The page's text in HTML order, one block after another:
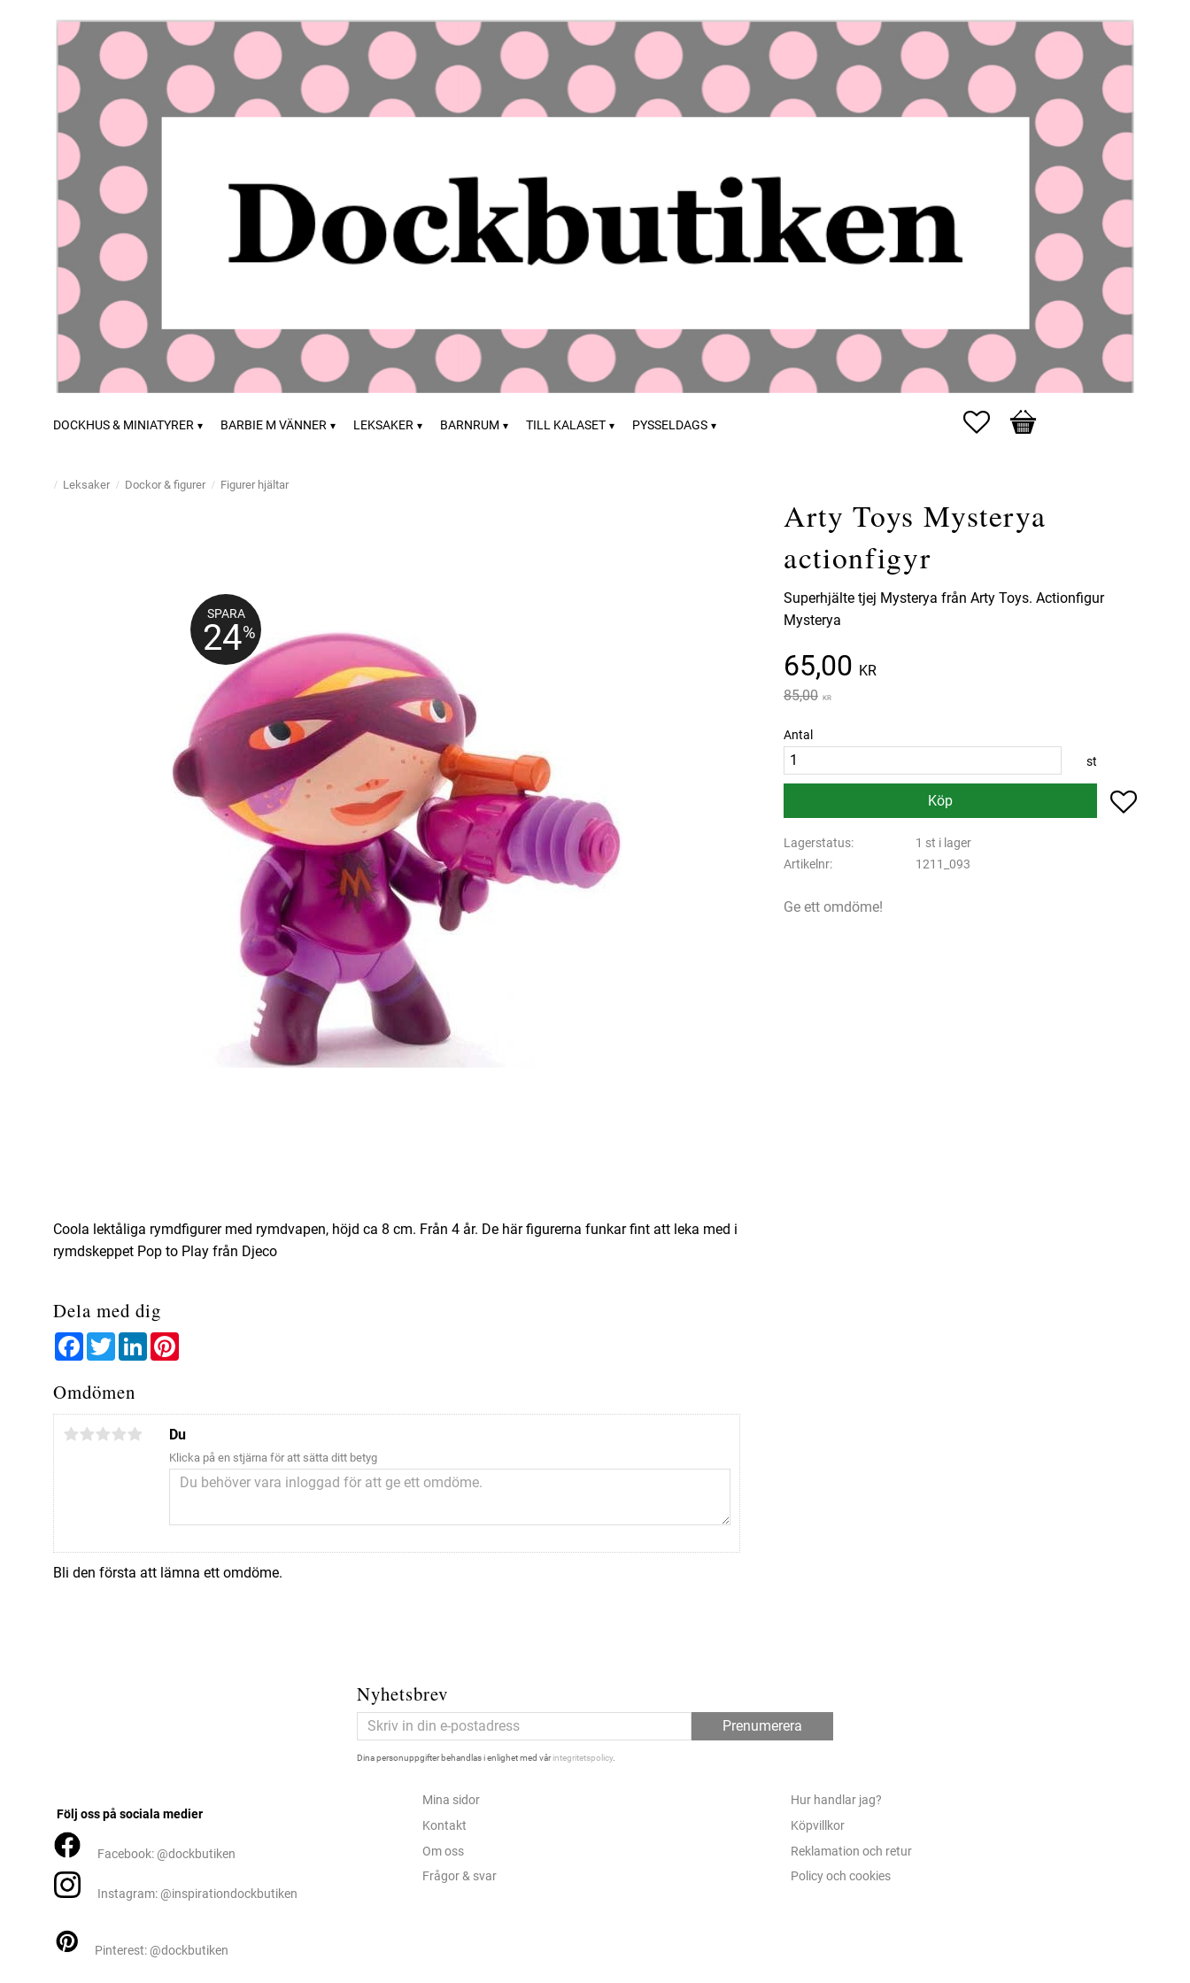
DOCKHUS & MINIATYRER BARBIE M VÄNNER LEKSAKER BARNRUM TILL KALASET PYSSELDAGS Favoriter
Kundvagn
Leksaker Dockor & figurer Figurer hjältar
Arty Toys Mysterya
actionfigyr
Superhjälte tjej Mysterya från Arty Toys. Actionfigur
Mysterya
SPARA
24%
Nedsatt pris:
65,00 KR
Ordinarie pris:
85,00 KR
Antal
st
Köp Lägg till
Lagerstatus
1 st i lager
Artikelnr
1211_093
Ge ett omdöme!
Coola lektåliga rymdfigurer med rymdvapen, höjd ca 8 cm. Från 4 år. De här figurerna funkar fint att leka med i
rymdskeppet Pop to Play från Djeco
Dela med dig
FacebookTwitterLinkedIn
Omdömen
Du
Klicka på en stjärna för att sätta ditt betyg
Bli den första att lämna ett omdöme.
Nyhetsbrev
Prenumerera
Dina personuppgifter behandlas i enlighet med vårintegritetspolicy.
Följ oss på sociala medier
Facebook: @dockbutiken
Instagram: @inspirationdockbutiken
Pinterest: @dockbutiken
Mina sidor
Kontakt
Om oss
Frågor & svar
Hur handlar jag?
Köpvillkor
Reklamation och retur
Policy och cookies